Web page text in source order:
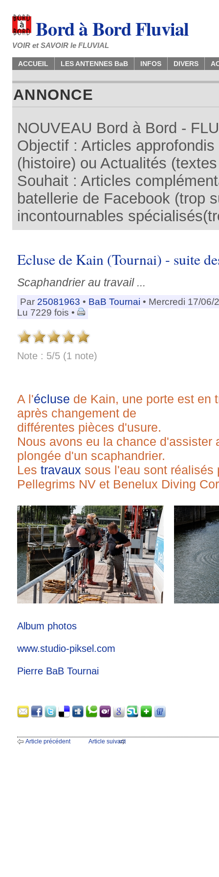
Bord à Bord Fluvial
VOIR et SAVOIR le FLUVIAL
ACCUEIL LES ANTENNES BaB INFOS DIVERS
ANNONCE
NOUVEAU Bord à Bord -
Objectif : Articles
(histoire) ou Actualités
Souhait : Articles
batellerie de Facebook (trop
incontournables
Ecluse de Kain (Tournai) - suite
Scaphandrier au travail ...
Par 25081963 • BaB Tournai • Mercredi 17/06/
Lu 7229 fois •
Note : 5/5 (1 note)
A l'écluse de Kain, une porte est en
après changement de
différentes pièces d'usure.
Nous avons eu la chance d'assister
plongée d'un scaphandrier.
Les travaux sous l'eau sont réalisés
Pellegrims NV et Benelux Diving
Album photos
www.studio-piksel.com
Pierre BaB Tournai
Article précédent Article suivant